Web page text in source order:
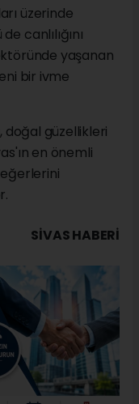
üzerinde
canlılığını
yaşanan
bir ivme
doğal güzellikleri
en önemli
SIVAS HABERİ